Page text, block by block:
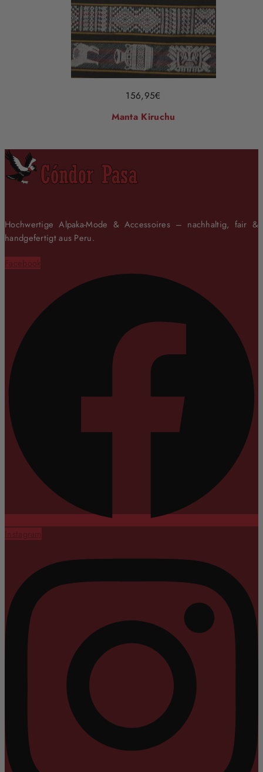
156,95€
Manta Kiruchu
Hochwertige Alpaka-Mode & Accessoires – nachhaltig, fair &
handgefertigt aus Peru.
Facebook
Instagram